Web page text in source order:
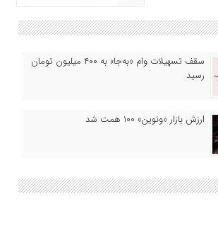
سقف تسهیلات وام «به‌جا» به ۴۰۰ میلیون تومان
رسید
ارزش بازار «ونوین» ۱۰۰ همت شد